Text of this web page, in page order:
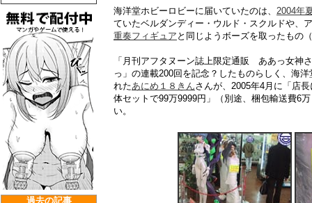
海洋堂ホビーロビーに届いていたのは、 2004年
ていたベルダンディー・ウルド・スクルドや、
重奏フィギュア と同じようボーズを取ったもの
「月刊アフタヌーン誌上限定通販 ああっ女神
っ」の連載200回を記念？したものらしく、海
れたあにめ１８きんさんが、2005年4月に「店
体セットで99万9999円」（別途、梱包輸送費6
い。